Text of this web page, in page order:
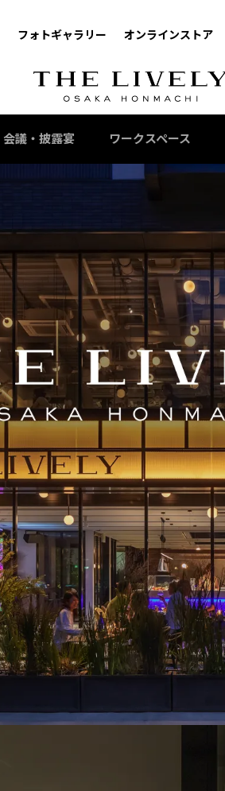
会議・披露宴 ワークスペース
フォトギャラリー オンラインストア